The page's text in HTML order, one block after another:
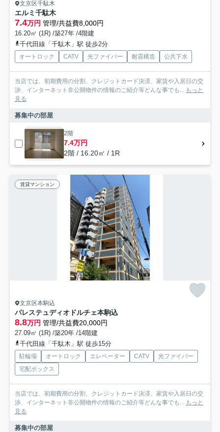
文京区千駄木
エルミ千駄木
7.4万円 管理/共益費8,000円
16.20㎡ (1R) /築27年 /4階建
千代田線「千駄木」駅 徒歩2分
オートロック CATV 光ファイバー 耐震構造 公共下水
当店では、初期費用の分割、クレジットカード決済、家賃や入居日の交
渉、インターネット非公開物件の情報のご紹介等どんな事でも... もっと
見る
募集中の部屋
2階
7.4万円
2階 / 16.20㎡ / 1R
賃貸マンション
文京区本駒込
パレステュディオドルチェ本駒込
8.8万円 管理/共益費20,000円
27.09㎡ (1R) /築20年 /14階建
千代田線「千駄木」駅 徒歩15分
駐輪場 オートロック エレベーター CATV
光ファイバー
宅配ボックス
当店では、初期費用の分割、クレジットカード決済、家賃や入居日の交
渉、インターネット非公開物件の情報のご紹介等どんな事でも... もっと
見る
募集中の部屋